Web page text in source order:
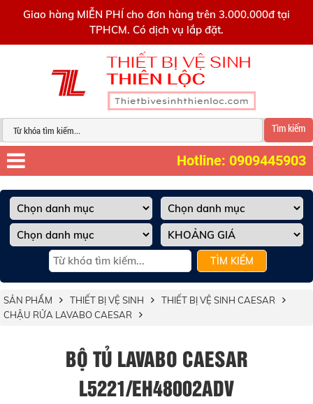
Giao hàng MIỄN PHÍ cho đơn hàng trên 3.000.000đ tại
TPHCM. Có dịch vụ lắp đặt.
Tìm kiếm
Hotline: 0909445903
TÌM KIẾM
SẢN PHẨM THIẾT BỊ VỆ SINH
THIẾT BỊ VỆ SINH CAESAR
CHẬU RỬA LAVABO CAESAR
BỘ TỦ LAVABO CAESAR
L5221/EH48002ADV
0909445903